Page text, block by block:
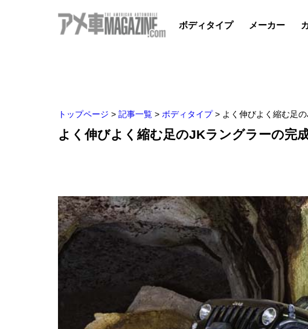
ボディタイプ メーカー
トップページ > 記事一覧 > ボディタイプ > よく伸びよく縮む足
よく伸びよく縮む足のJKラングラーの完